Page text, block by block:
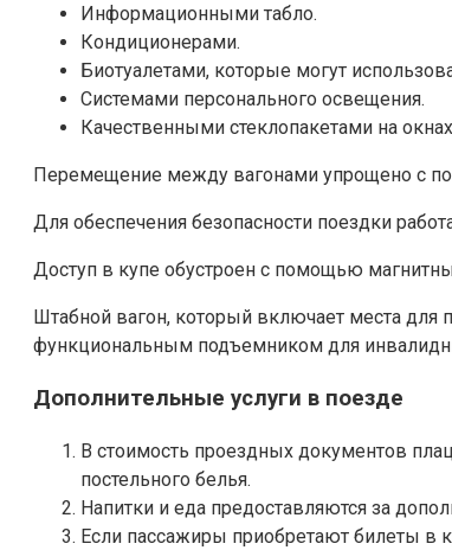
Информационными табло.
Кондиционерами.
Биотуалетами, которые могут
Системами персонального освещения.
Качественными стеклопакетами на
Перемещение между вагонами упрощено с
Для обеспечения безопасности поездки
Доступ в купе обустроен с помощью
Штабной вагон, который включает места
функциональным подъемником для
Дополнительные услуги в поезде
В стоимость проездных документов
постельного белья.
Напитки и еда предоставляются за
Если пассажиры приобретают билеты в